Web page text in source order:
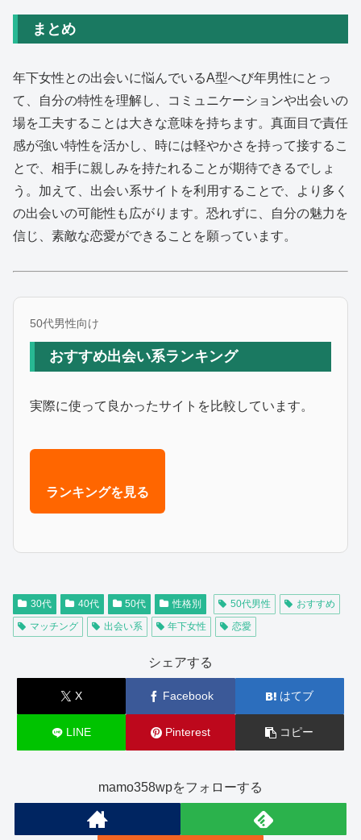
まとめ
年下女性との出会いに悩んでいるA型へび年男性にとっ
て、自分の特性を理解し、コミュニケーションや出会いの
場を工夫することは大きな意味を持ちます。真面目で責任
感が強い特性を活かし、時には軽やかさを持って接するこ
とで、相手に親しみを持たれることが期待できるでしょ
う。加えて、出会い系サイトを利用することで、より多く
の出会いの可能性も広がります。恐れずに、自分の魅力を
信じ、素敵な恋愛ができることを願っています。
50代男性向け
おすすめ出会い系ランキング
実際に使って良かったサイトを比較しています。
ランキングを見る
30代 40代 50代 性格別 50代男性
おすすめ
マッチング
出会い系 年下女性 恋愛
シェアする
X Facebook はてブ
LINE Pinterest コピー
mamo358wpをフォローする